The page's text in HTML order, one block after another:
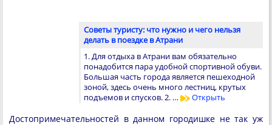
Советы туристу: что нужно и чего нельзя
делать в поездке в Атрани
1. Для отдыха в Атрани вам обязательно
понадобится пара удобной спортивной обуви.
Большая часть города является пешеходной
зоной, здесь очень много лестниц, крутых
подъемов и спусков. 2. …
Открыть
Достопримечательностей в данном городишке не так уж